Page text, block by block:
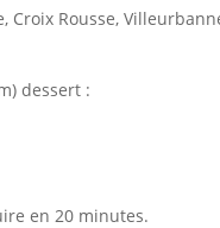
Rousse,
dessert :
en 20 minutes.